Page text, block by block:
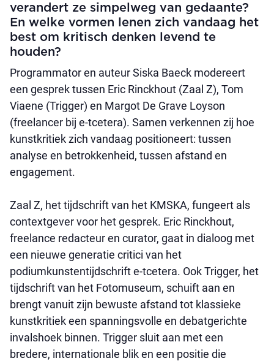
verandert ze simpelweg van gedaante?
En welke vormen lenen zich vandaag het
best om kritisch denken levend te
houden?
Programmator en auteur Siska Baeck modereert
een gesprek tussen Eric Rinckhout (Zaal Z), Tom
Viaene (Trigger) en Margot De Grave Loyson
(freelancer bij e-tcetera). Samen verkennen zij hoe
kunstkritiek zich vandaag positioneert: tussen
analyse en betrokkenheid, tussen afstand en
engagement.
Zaal Z, het tijdschrift van het KMSKA, fungeert als
contextgever voor het gesprek. Eric Rinckhout,
freelance redacteur en curator, gaat in dialoog met
een nieuwe generatie critici van het
podiumkunstentijdschrift e-tcetera. Ook Trigger, het
tijdschrift van het Fotomuseum, schuift aan en
brengt vanuit zijn bewuste afstand tot klassieke
kunstkritiek een spanningsvolle en debatgerichte
invalshoek binnen. Trigger sluit aan met een
bredere, internationale blik en een positie die